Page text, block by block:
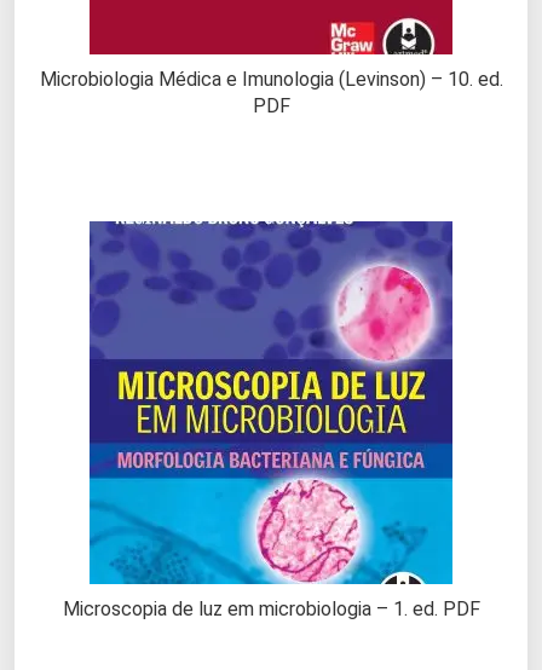
Microbiologia Médica e Imunologia (Levinson) – 10. ed.
PDF
Microscopia de luz em microbiologia – 1. ed. PDF